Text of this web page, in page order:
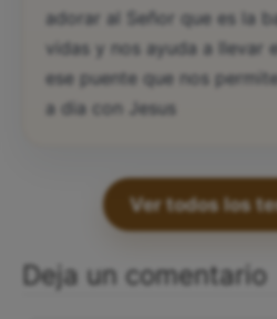
adorar al Señor que es la
vidas y nos ayuda a llevar
ese puente que nos
a dia con Jesus
Ver todos los
Deja un comentario